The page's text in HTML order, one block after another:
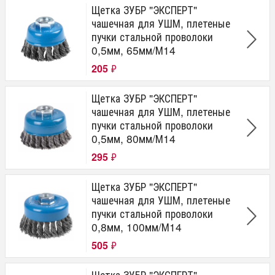
Щетка ЗУБР "ЭКСПЕРТ"
чашечная для УШМ, плетеные
пучки стальной проволоки
0,5мм, 65мм/М14
205 ₽
Щетка ЗУБР "ЭКСПЕРТ"
чашечная для УШМ, плетеные
пучки стальной проволоки
0,5мм, 80мм/М14
295 ₽
Щетка ЗУБР "ЭКСПЕРТ"
чашечная для УШМ, плетеные
пучки стальной проволоки
0,8мм, 100мм/М14
505 ₽